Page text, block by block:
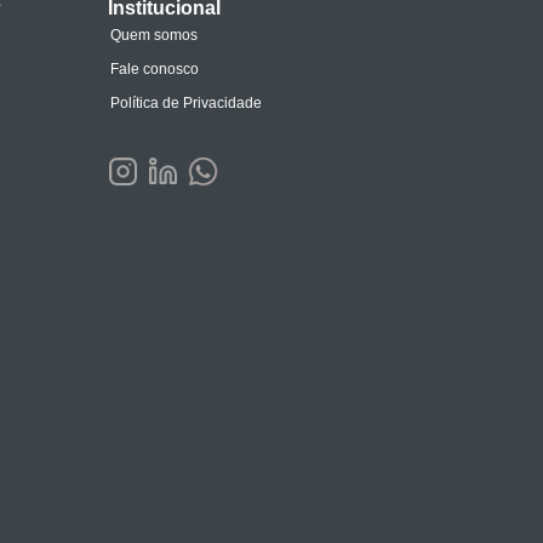
Institucional
Quem somos
Fale conosco
Política de Privacidade